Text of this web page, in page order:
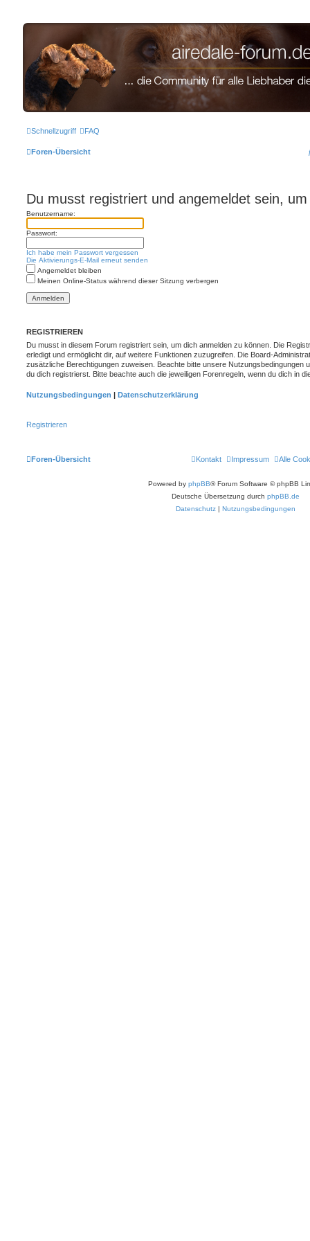
airedale-forum.de
Schnellzugriff FAQ
Foren-Übersicht
Du musst registriert und angemeldet sein,
Benutzername:
Passwort:
Ich habe mein Passwort vergessen
Die Aktivierungs-E-Mail erneut senden
Angemeldet bleiben
Meinen Online-Status während dieser Sitzung verbergen
REGISTRIEREN
Du musst in diesem Forum registriert sein, um dich anmelden zu können. Die
erledigt und ermöglicht dir, auf weitere Funktionen zuzugreifen. Die Board-
zusätzliche Berechtigungen zuweisen. Beachte bitte unsere Nutzungsbedingungen
du dich registrierst. Bitte beachte auch die jeweiligen Forenregeln, wenn du dich in
Nutzungsbedingungen Datenschutzerklärung
Registrieren
Foren-Übersicht Alle
Impressum
Kontakt
Powered by phpBB® Forum Software © phpBB
Deutsche Übersetzung durch phpBB.de
Datenschutz | Nutzungsbedingungen